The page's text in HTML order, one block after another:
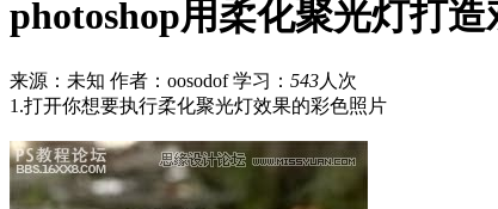
photoshop用柔化聚光灯打
来源：未知 作者：oosodof 学习： 543人次
1.打开你想要执行柔化聚光灯效果的彩色照片